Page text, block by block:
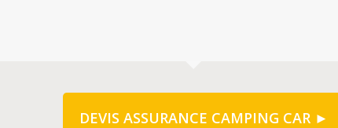
DEVIS ASSURANCE CAMPING CAR ►